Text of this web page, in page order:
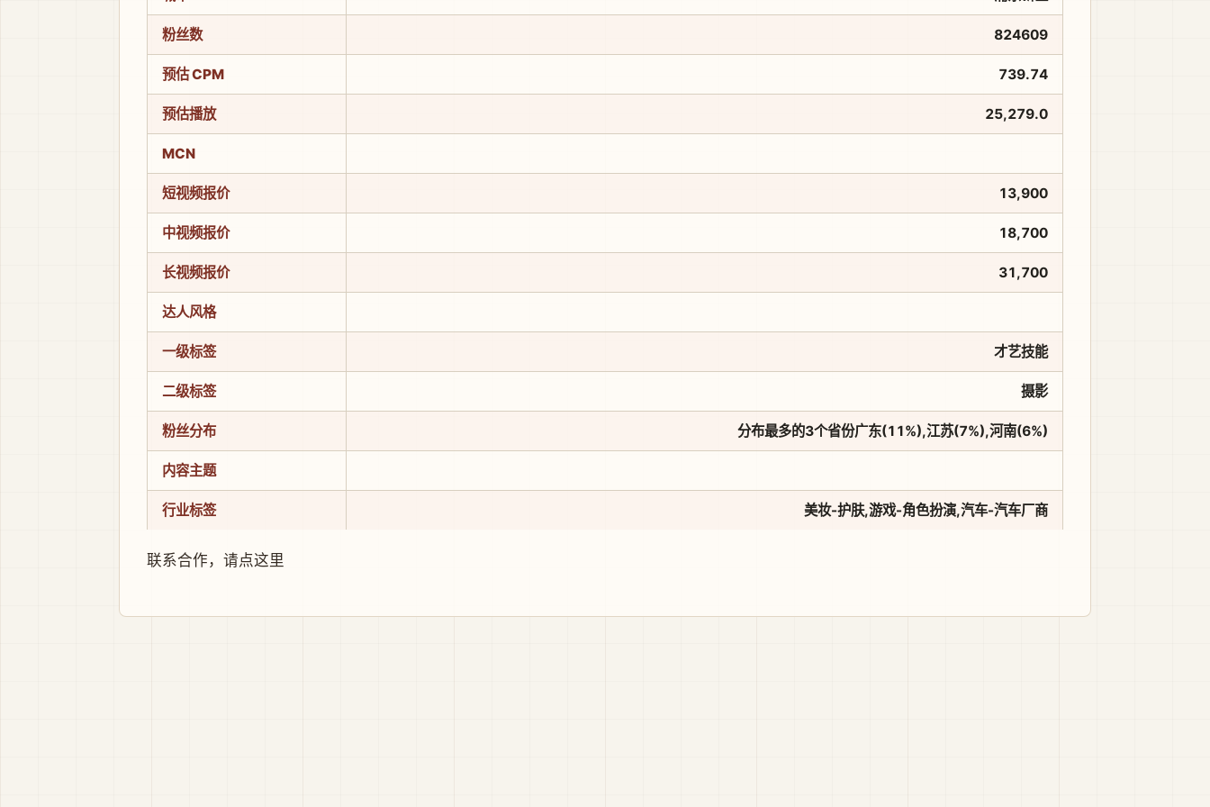
粉丝数 824609
预估 CPM 739.74
预估播放 25,279.0
MCN
短视频报价 13,900
中视频报价 18,700
长视频报价 31,700
达人风格
一级标签 才艺技能
二级标签 摄影
粉丝分布 分布最多的3个省份广东(11%),江苏(7%),河南(6%)
内容主题
行业标签 美妆-护肤,游戏-角色扮演,汽车-汽车厂商
联系合作， 请点这里